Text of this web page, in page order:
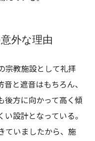
外な理由
宗教施設として礼拝
と遮音はもちろん、
後方に向かって高く傾
設計となっている。
ていましたから、施